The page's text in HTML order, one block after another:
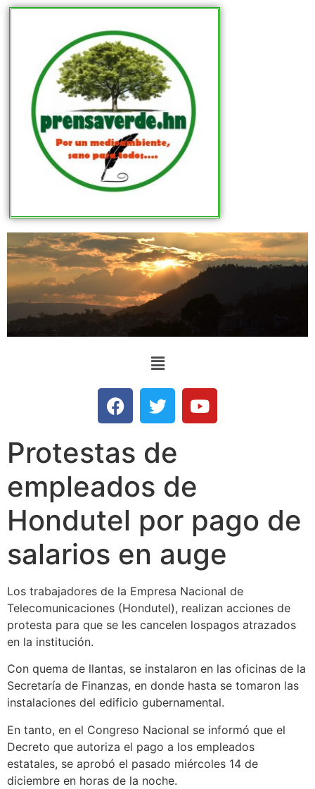
Protestas de
empleados de
Hondutel por pago de
salarios en auge
Los trabajadores de la Empresa Nacional de
Telecomunicaciones (Hondutel), realizan acciones de
protesta para que se les cancelen lospagos atrazados
en la institución.
Con quema de llantas, se instalaron en las oficinas de la
Secretaría de Finanzas, en donde hasta se tomaron las
instalaciones del edificio gubernamental.
En tanto, en el Congreso Nacional se informó que el
Decreto que autoriza el pago a los empleados
estatales, se aprobó el pasado miércoles 14 de
diciembre en horas de la noche.